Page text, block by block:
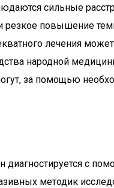
сильные
резкое повышение
лечения
народной
за помощью
диагностируется с
методик